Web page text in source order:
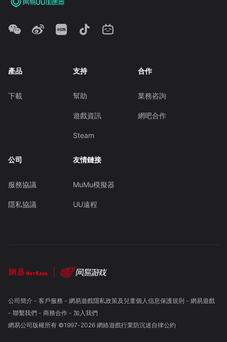
產品
下載
支持
幫助
遊戲資訊
Steam
合作
業務咨詢
網吧合作
公司
服務協議
隱私協議
友情鏈接
MuMu模擬器
UU遠程
公司簡介- 客戶服務 - 網易遊戲隱私政策及兒童個人信息保護規則 - 網易遊戲
- 聯繫我們- 商務合作- 加入我們
網易公司版權所有 ©1997-2026 網絡遊戲行業防沉迷自律公約